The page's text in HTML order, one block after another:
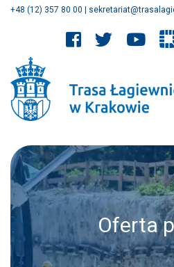
+48 (12) 357 80 00
Oferta